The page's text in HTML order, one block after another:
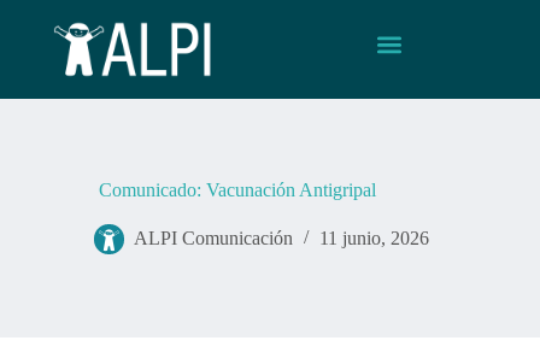
Comunicado: Vacunación Antigripal
ALPI Comunicación 11 junio, 2026